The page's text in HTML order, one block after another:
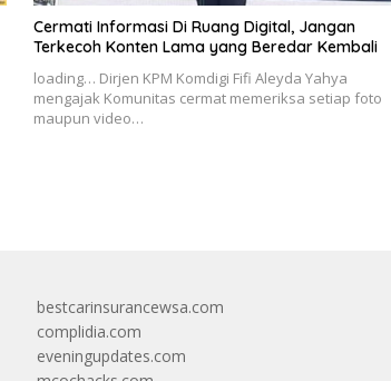
Cermati Informasi Di Ruang Digital, Jangan
Terkecoh Konten Lama yang Beredar Kembali
loading… Dirjen KPM Komdigi Fifi Aleyda Yahya
mengajak Komunitas cermat memeriksa setiap foto
maupun video…
bestcarinsurancewsa.com
complidia.com
eveningupdates.com